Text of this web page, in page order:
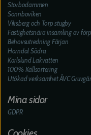
Storbodammen
Sonnboviken
Viksberg och Torp stugby
Fastighetsnära insamling av
Behovsutredning Färjan
Horndal Södra
Karlslund Lakvatten
100% Källsortering
Utökad verksamhet ÅVC
Mina sidor
GDPR